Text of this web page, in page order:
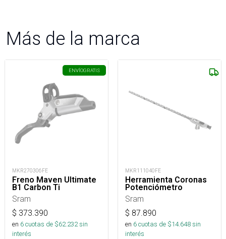
Más de la marca
ENVÍOGRATIS
MKR270306FE
Freno Maven Ultimate
B1 Carbon Ti
Sram
$ 373.390
en 6cuotas de $62.232sin
interés
MKR111040FE
Herramienta Coronas
Potenciómetro
Sram
$ 87.890
en 6cuotas de $14.648sin
interés